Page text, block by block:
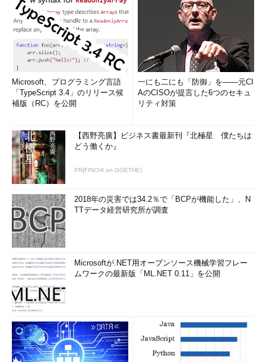
Microsoft、プログラミング言語
「TypeScript 3.4」のリリース候
補版（RC）を公開
一にも二にも「防御」を――元CI
AのCISOが提言した6つのセキュ
リティ対策
【西野亮廣】ビジネス書最新刊『北極星 僕たちは
どう働くか』
PR(FINCHI on GOETHE)
2018年の災害では34.2％で「BCPが機能した」、N
TTデータ経営研究所が調査
Microsoftが.NET用オープンソース機械学習フレー
ムワークの最新版「ML.NET 0.11」を公開